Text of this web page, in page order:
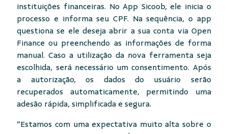
instituições financeiras. No App Sicoob, ele inicia o
processo e informa seu CPF. Na sequência, o app
questiona se ele deseja abrir a sua conta via Open
Finance ou preenchendo as informações de forma
manual. Caso a utilização da nova ferramenta seja
escolhida, será necessário um consentimento. Após
a autorização, os dados do usuário serão
recuperados automaticamente, permitindo uma
adesão rápida, simplificada e segura.
“Estamos com uma expectativa muito alta sobre o